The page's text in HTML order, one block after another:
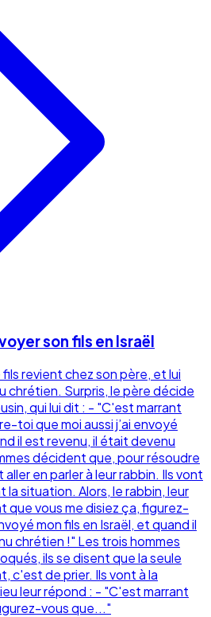
son fils en Israël
revient chez son père, et lui
chrétien. Surpris, le père décide
qui lui dit : - "C'est marrant
toi que moi aussi j’ai envoyé
il est revenu, il était devenu
décident que, pour résoudre
en parler à leur rabbin. Ils vont
la situation. Alors, le rabbin, leur
que vous me disiez ça, figurez-
mon fils en Israël, et quand il
chrétien !" Les trois hommes
ils se disent que la seule
c'est de prier. Ils vont à la
leur répond : - "C'est marrant
vous que..."